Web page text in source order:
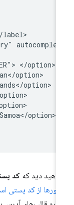
label>
</option>
option>
option>
option>
option>
Samoa</option>
دید که کد پستی
از کد پستی